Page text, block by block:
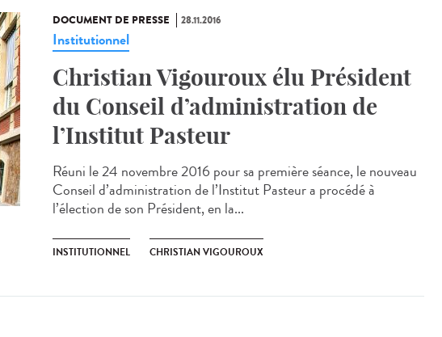
DOCUMENT DE PRESSE 28.11.2016
Institutionnel
Christian Vigouroux élu Président
du Conseil d’administration de
l’Institut Pasteur
Réuni le 24 novembre 2016 pour sa première séance, le nouveau
Conseil d’administration de l’Institut Pasteur a procédé à
l’élection de son Président, en la...
INSTITUTIONNEL CHRISTIAN VIGOUROUX